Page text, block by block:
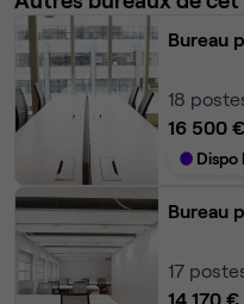
Bureau
18
16 500 €
Dispo
Bureau
17
14 170 €